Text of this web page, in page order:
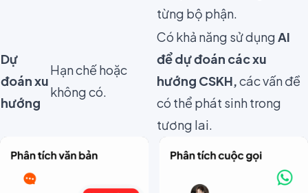
từng bộ phận.
Dự
đoán xu
hướng
Hạn chế hoặc
không có.
Có khả năng sử dụngAI
để dự đoán các xu
hướng CSKH,các vấn đề
có thể phát sinh trong
tương lai.